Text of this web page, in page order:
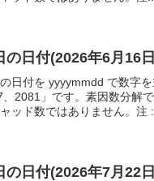
の日付(2026年6月16
日付を yyyymmdd で数字
、2081」です。素因数分解
ッド数ではありません。注 :
の日付(2026年7月22